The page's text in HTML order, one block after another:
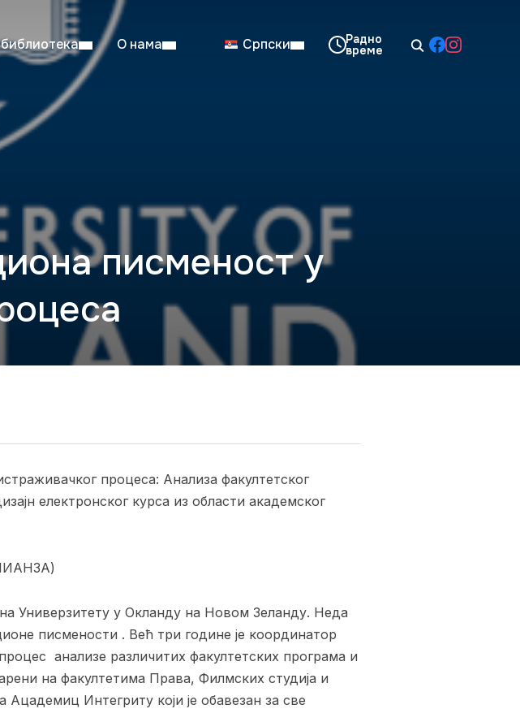
О нама Српски
писменост у
процеса: Анализа факултетског
електронског курса из области академског
Универзитету у Окланду на Новом Зеланду. Неда
писмености . Већ три године је координатор
анализе различитих факултетских програма и
на факултетима Права, Филмских студија и
Интегритy који је обавезан за све
до 29. августа